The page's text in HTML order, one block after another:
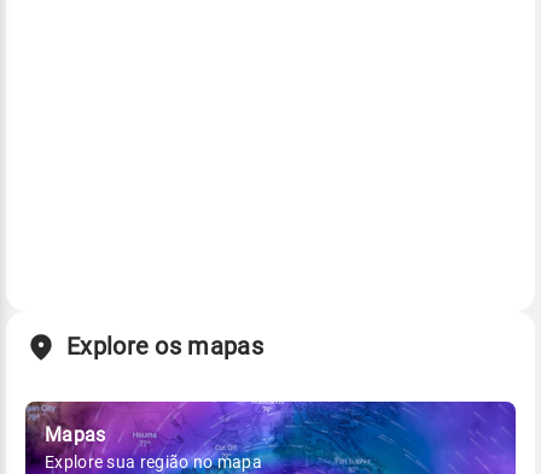
Explore os mapas
Mapas
Explore sua região no mapa